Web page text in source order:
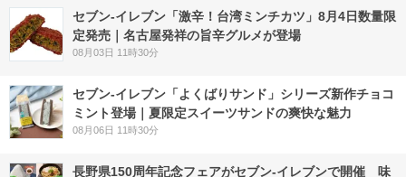
セブン-イレブン「激辛！台湾ミンチカツ」8月4日数量限
定発売｜名古屋発祥の旨辛グルメが登場
08月03日 11時30分
セブン‐イレブン「よくばりサンド」シリーズ新作チョコ
ミント登場｜夏限定スイーツサンドの爽快な魅力
08月06日 11時30分
長野県150周年記念フェアがセブン-イレブンで開催 味